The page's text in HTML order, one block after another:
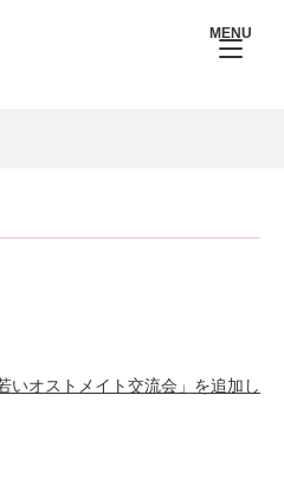
いオストメイト交流会」を追加し
MENU